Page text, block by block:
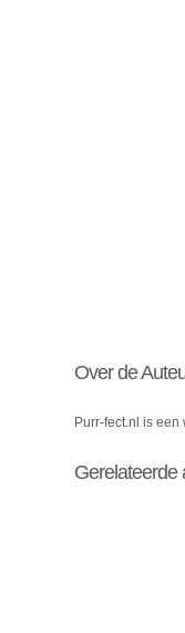
Over de
Purr-fect.nl is
Gerelateerde